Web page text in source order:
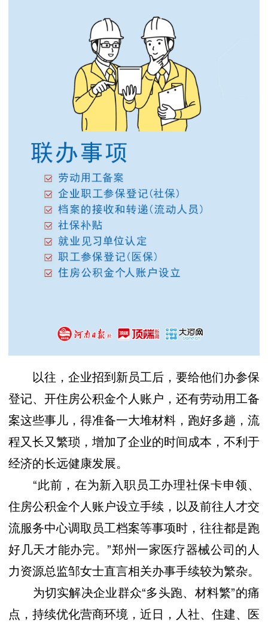
以往，企业招到新员工后，要给他们办参保
登记、开住房公积金个人账户，还有劳动用工备
案这些事儿，得准备一大堆材料，跑好多趟，流
程又长又繁琐，增加了企业的时间成本，不利于
经济的长远健康发展。
“此前，在为新入职员工办理社保卡申领、
住房公积金个人账户设立手续，以及前往人才交
流服务中心调取员工档案等事项时，往往都是跑
好几天才能办完。”郑州一家医疗器械公司的人
力资源总监邹女士直言相关办事手续较为繁杂。
为切实解决企业群众“多头跑、材料繁”的痛
点，持续优化营商环境，近日，人社、住建、医